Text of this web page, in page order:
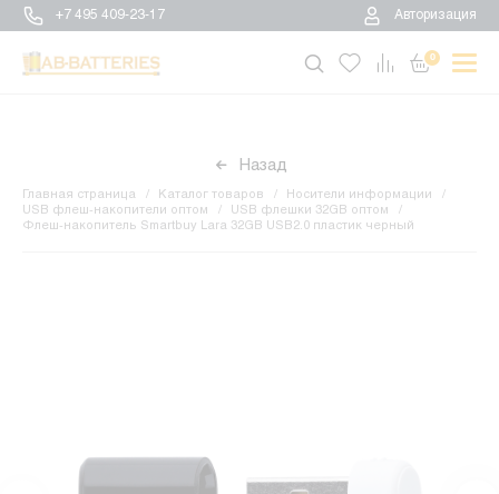
+7 495 409-23-17 Авторизация
0
Назад
Главная страница Каталог товаров
Носители информации
USB флеш-накопители оптом
USB флешки 32GB оптом
Флеш-накопитель Smartbuy Lara 32GB USB2.0 пластик черный